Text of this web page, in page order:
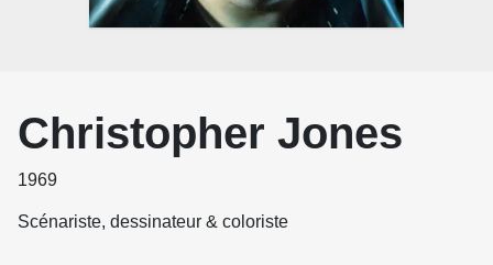
Christopher Jones
1969
Scénariste, dessinateur & coloriste